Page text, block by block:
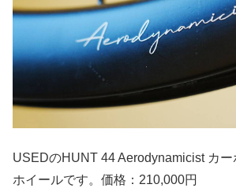
USEDのHUNT 44 Aerodynamicist カ
ホイールです。価格：210,000円